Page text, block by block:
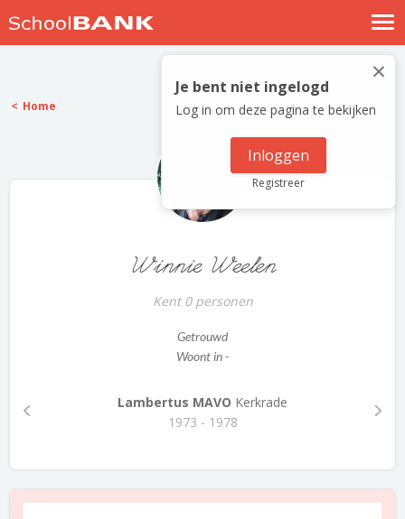
Nostalgische verhalen
Log in
Meld je gratis aan
×
Je bent niet ingelogd
Log in om deze pagina te bekijken
Inloggen
Registreer
Home
Winnie Weelen
Kent 0 personen
Getrouwd
Woont in -
Lambertus MAVO Kerkrade
1973 - 1978